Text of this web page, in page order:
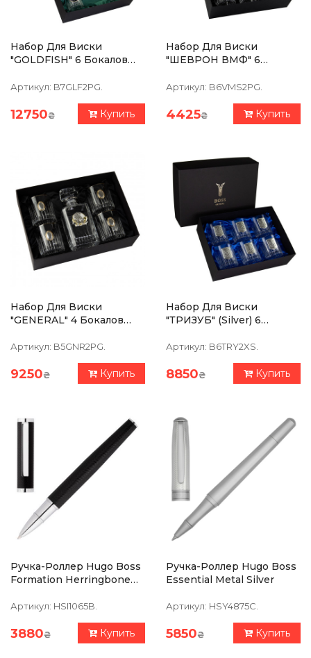
Набор Для Виски
"GOLDFISH" 6 Бокалов
Хрусталь С Платиной,
Серебра С Позолотой
Артикул: B7GLF2PG.
12750₴ Купить
Набор Для Виски
"ШЕВРОН ВМФ" 6
Хрусталь С Платиной,
Серебра С Позолотой
Артикул: B6VMS2PG.
4425₴ Купить
Набор Для Виски
"GENERAL" 4 Бокалов
Хрусталь С Платиной,
Серебра
Артикул: B5GNR2PG.
9250₴ Купить
Набор Для Виски
"ТРИЗУБ" (silver) 6
Хрусталь, Изображение
Артикул: B6TRY2XS.
8850₴ Купить
Ручка-Роллер Hugo Boss
Formation Herringbone
Артикул: HSI1065B.
3880₴ Купить
Ручка-Роллер Hugo Boss
Essential Metal Silver
Артикул: HSY4875C.
5850₴ Купить